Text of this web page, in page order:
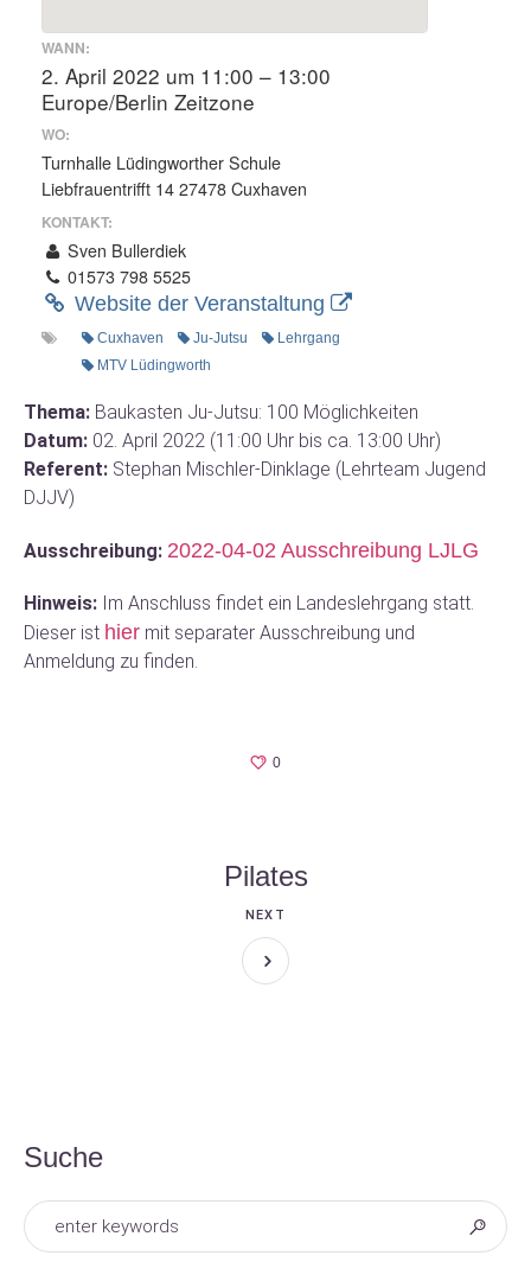
WANN:
2. April 2022 um 11:00 – 13:00
Europe/Berlin Zeitzone
WO:
Turnhalle Lüdingworther Schule
Liebfrauentrifft 14 27478 Cuxhaven
KONTAKT:
Sven Bullerdiek
01573 798 5525
Website der Veranstaltung
Cuxhaven Ju-Jutsu
Lehrgang
MTV Lüdingworth
Thema: Baukasten Ju-Jutsu: 100 Möglichkeiten
Datum: 02. April 2022 (11:00 Uhr bis ca. 13:00 Uhr)
Referent: Stephan Mischler-Dinklage (Lehrteam Jugend
DJJV)
Ausschreibung: 2022-04-02 Ausschreibung LJLG
Hinweis: Im Anschluss findet ein Landeslehrgang statt.
Dieser ist hier mit separater Ausschreibung und
Anmeldung zu finden.
0
Pilates
NEXT
Suche